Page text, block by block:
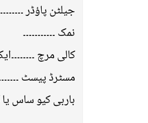
جیلٹن پاؤڈر
نمک ۔۔۔۔۔۔۔۔۔۔۔
کالی مرچ
مسٹرڈ پیسٹ
باربی کیو ساس یا